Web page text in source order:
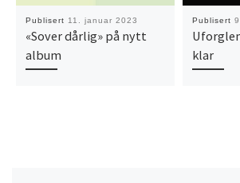
Publisert 11. januar 2023
«Sover dårlig» på nytt
album
Publisert
klar